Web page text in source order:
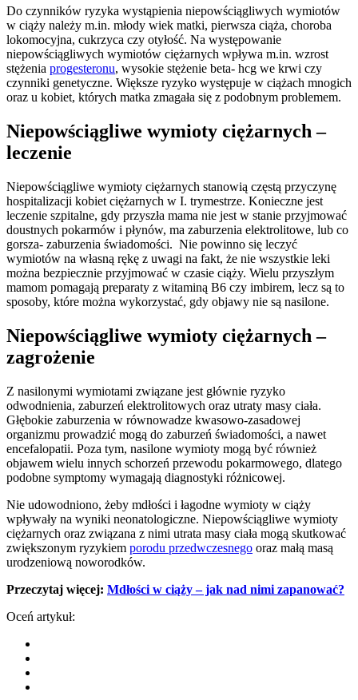
Do czynników ryzyka wystąpienia niepowściągliwych wymiotów
w ciąży należy m.in. młody wiek matki, pierwsza ciąża, choroba
lokomocyjna, cukrzyca czy otyłość. Na występowanie
niepowściągliwych wymiotów ciężarnych wpływa m.in. wzrost
stężenia progesteronu, wysokie stężenie beta- hcg we krwi czy
czynniki genetyczne. Większe ryzyko występuje w ciążach mnogich
oraz u kobiet, których matka zmagała się z podobnym problemem.
Niepowściągliwe wymioty ciężarnych –
leczenie
Niepowściągliwe wymioty ciężarnych stanowią częstą przyczynę
hospitalizacji kobiet ciężarnych w I. trymestrze. Konieczne jest
leczenie szpitalne, gdy przyszła mama nie jest w stanie przyjmować
doustnych pokarmów i płynów, ma zaburzenia elektrolitowe, lub co
gorsza- zaburzenia świadomości. Nie powinno się leczyć
wymiotów na własną rękę z uwagi na fakt, że nie wszystkie leki
można bezpiecznie przyjmować w czasie ciąży. Wielu przyszłym
mamom pomagają preparaty z witaminą B6 czy imbirem, lecz są to
sposoby, które można wykorzystać, gdy objawy nie są nasilone.
Niepowściągliwe wymioty ciężarnych –
zagrożenie
Z nasilonymi wymiotami związane jest głównie ryzyko
odwodnienia, zaburzeń elektrolitowych oraz utraty masy ciała.
Głębokie zaburzenia w równowadze kwasowo-zasadowej
organizmu prowadzić mogą do zaburzeń świadomości, a nawet
encefalopatii. Poza tym, nasilone wymioty mogą być również
objawem wielu innych schorzeń przewodu pokarmowego, dlatego
podobne symptomy wymagają diagnostyki różnicowej.
Nie udowodniono, żeby mdłości i łagodne wymioty w ciąży
wpływały na wyniki neonatologiczne. Niepowściągliwe wymioty
ciężarnych oraz związana z nimi utrata masy ciała mogą skutkować
zwiększonym ryzykiem porodu przedwczesnego oraz małą masą
urodzeniową noworodków.
Przeczytaj więcej: Mdłości w ciąży – jak nad nimi zapanować?
Oceń artykuł: